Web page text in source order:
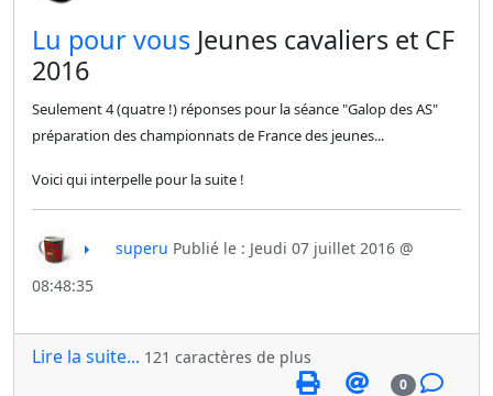
​Lu pour vous Jeunes cavaliers et CF
2016
Seulement 4 (quatre !) réponses pour la séance "Galop des AS"
préparation des championnats de France des jeunes...
Voici qui interpelle pour la suite !
superu Publié le : Jeudi 07 juillet 2016 @
08:48:35
Lire la suite... 121 caractères de plus
0